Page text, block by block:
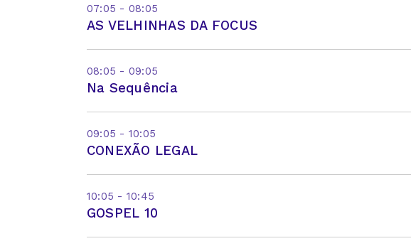
07:05 - 08:05
AS VELHINHAS DA FOCUS
08:05 - 09:05
Na Sequência
09:05 - 10:05
CONEXÃO LEGAL
10:05 - 10:45
GOSPEL 10